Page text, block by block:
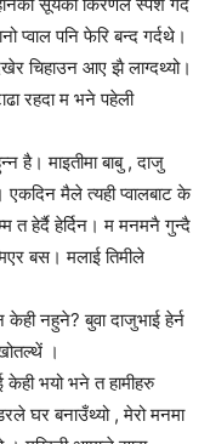
प्वाल पनि फेरि बन्द गर्दथे।
चिहाउन आए झै लाग्दथ्यो।
रहदा म भने पहेली
है। माइतीमा बाबु , दाजु
एकदिन मैले त्यही प्वालबाट के
त हेर्दै हेर्दिन। म मनमनै गुन्दै
बस। मलाई तिमीले
केही नहुने? बुवा दाजुभाई हेर्न
।
केही भयो भने त हामीहरु
घर बनाउँथ्यो , मेरो मनमा